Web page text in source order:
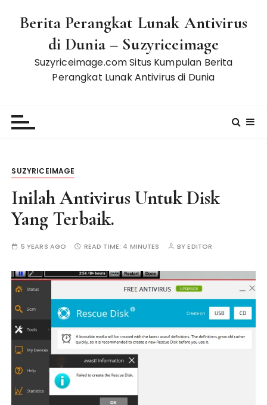
Berita Perangkat Lunak Antivirus
di Dunia – Suzyriceimage
Suzyriceimage.com Situs Kumpulan Berita
Perangkat Lunak Antivirus di Dunia
SUZYRICEIMAGE
Inilah Antivirus Untuk Disk
Yang Terbaik.
5 YEARS AGO READ TIME: 4 MINUTES BYEDITOR